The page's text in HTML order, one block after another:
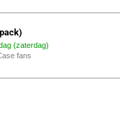
(zaterdag)
fans